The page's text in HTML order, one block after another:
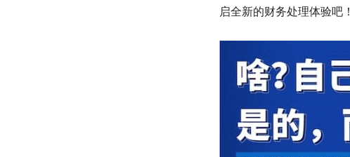
启全新的财务处理体验吧！